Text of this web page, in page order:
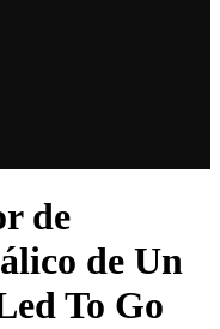
de
de Un
To Go